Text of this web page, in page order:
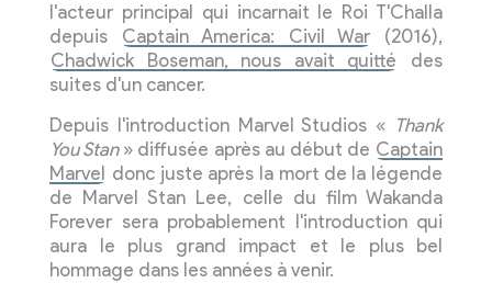
l'acteur principal qui incarnait le Roi T'Challa
depuis Captain America: Civil War (2016),
Chadwick Boseman, nous avait quitté
des
suites d'un cancer.
Depuis l'introduction Marvel Studios « Thank
You Stan» diffusée après au début de Captain
Marvel donc juste après la mort de la légende
de Marvel Stan Lee, celle du film Wakanda
Forever sera probablement l'introduction qui
aura le plus grand impact et le plus bel
hommage dans les années à venir.